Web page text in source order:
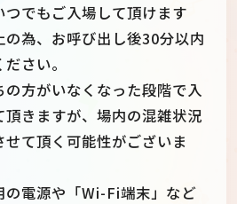
でもご入場して頂けます
為、お呼び出し後30分以内
さい。
方がいなくなった段階で入
きますが、場内の混雑状況
て頂く可能性がございま
電源や「Wi-Fi端末」など